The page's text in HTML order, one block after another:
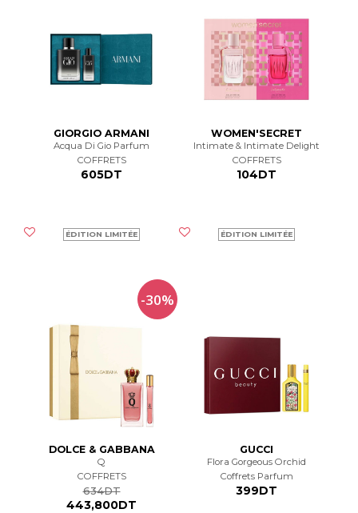
GIORGIO ARMANI
Acqua Di Gio Parfum
COFFRETS
605DT
ÉDITION LIMITÉE
WOMEN'SECRET
Intimate & Intimate Delight
COFFRETS
104DT
ÉDITION LIMITÉE
-30%
DOLCE & GABBANA
Q
COFFRETS
634DT
443,800DT
GUCCI
Flora Gorgeous Orchid
Coffrets Parfum
399DT